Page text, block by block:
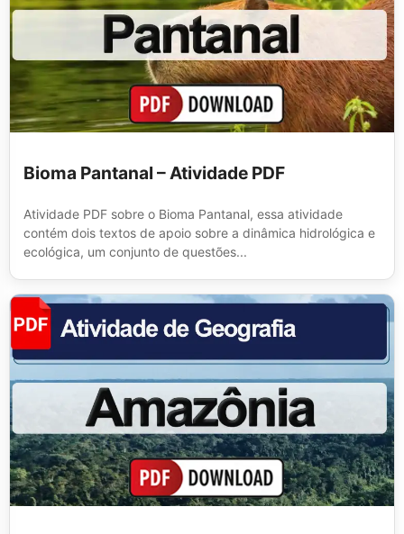
Bioma Pantanal – Atividade PDF
Atividade PDF sobre o Bioma Pantanal, essa atividade
contém dois textos de apoio sobre a dinâmica hidrológica e
ecológica, um conjunto de questões...